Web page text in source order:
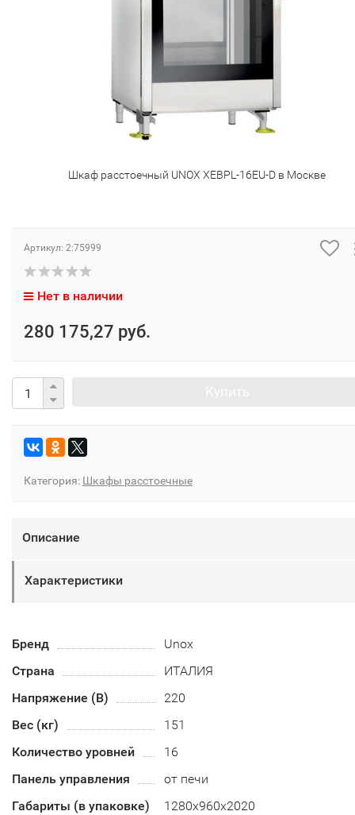
Шкаф расстоечный UNOX XEBPL-16EU-D в Москве
Артикул: 2:75999
Нет в наличии
280 175,27 руб.
Категория: Шкафы расстоечные
Описание
Характеристики
Бренд
Unox
Страна
ИТАЛИЯ
Напряжение (В)
220
Вес (кг)
151
Количество уровней
16
Панель управления
от печи
Габариты (в упаковке)
1280х960х2020